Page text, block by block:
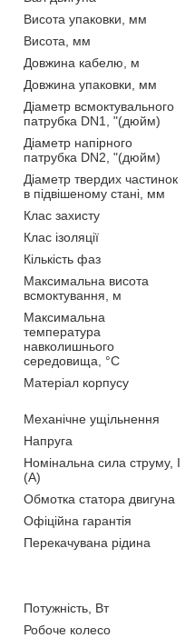
Висота упаковки, мм
Висота, мм
Довжина кабелю, м
Довжина упаковки, мм
Діаметр всмоктувального
патрубка DN1, "(дюйм)
Діаметр напірного
патрубка DN2, "(дюйм)
Діаметр твердих частинок
в підвішеному стані, мм
Клас захисту
Клас ізоляції
Кількість фаз
Максимальна висота
всмоктування, м
Максимальна
температура
навколишнього
середовища, °C
Матеріал корпусу
Механічне ущільнення
Напруга
Номінальна сила струму, I
(А)
Обмотка статора двигуна
Офіційна гарантія
Перекачувана рідина
Потужність, Вт
Робоче колесо